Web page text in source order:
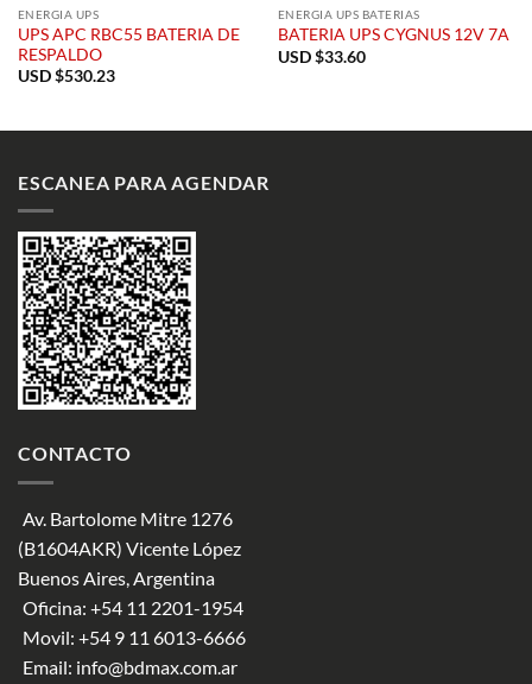
ENERGIA UPS
UPS APC RBC55 BATERIA DE
RESPALDO
USD $530.23
ENERGIA UPS BATERIAS
BATERIA UPS CYGNUS 12V 7A
USD $33.60
ESCANEA PARA AGENDAR
CONTACTO
Av. Bartolome Mitre 1276
(B1604AKR) Vicente López
Buenos Aires, Argentina
Oficina: +54 11 2201-1954
Movil: +54 9 11 6013-6666
Email: info@bdmax.com.ar